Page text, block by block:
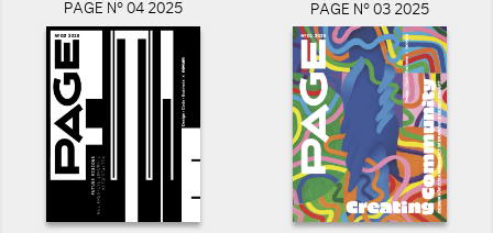
PAGE N° 04 2025 PAGE N° 03 2025